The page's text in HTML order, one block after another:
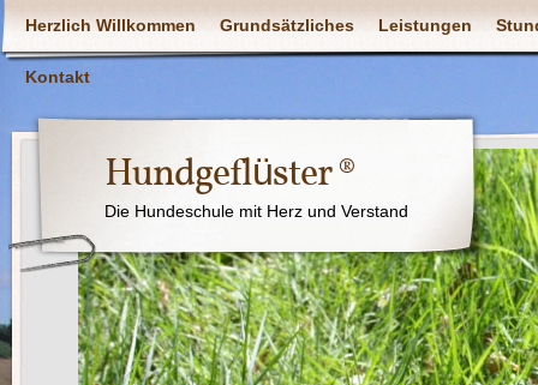
Herzlich Willkommen Grundsätzliches Leistungen
Kontakt
Hundgeflüster ®
Die Hundeschule mit Herz und Verstand